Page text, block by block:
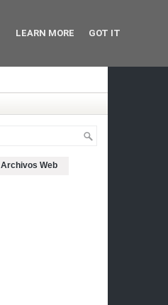
Archivos Web
LEARN MORE GOT IT